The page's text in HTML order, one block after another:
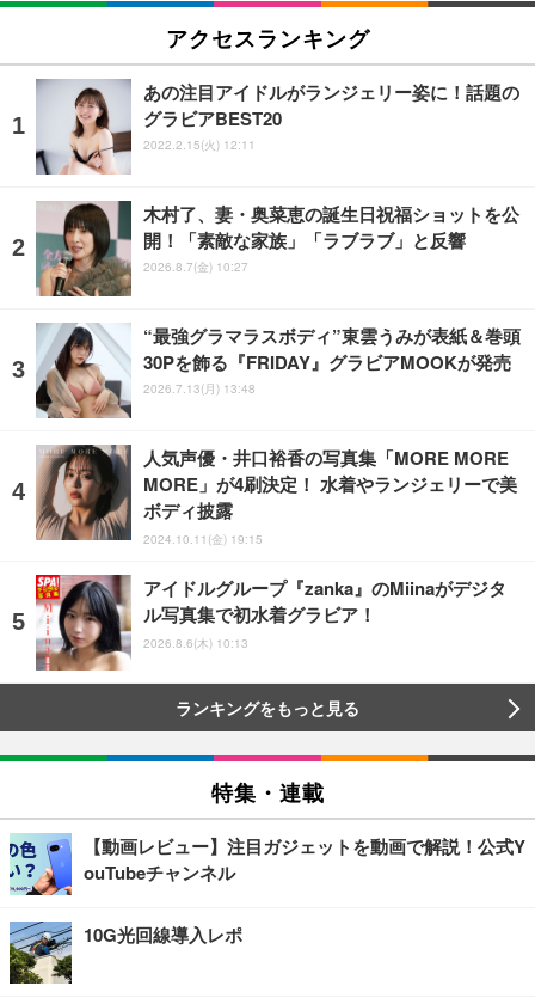
アクセスランキング
あの注目アイドルがランジェリー姿に！話題の
グラビアBEST20
2022.2.15(火) 12:11
木村了、妻・奥菜恵の誕生日祝福ショットを公
開！「素敵な家族」「ラブラブ」と反響
2026.8.7(金) 10:27
“最強グラマラスボディ”東雲うみが表紙＆巻頭
30Pを飾る『FRIDAY』グラビアMOOKが発売
2026.7.13(月) 13:48
人気声優・井口裕香の写真集「MORE MORE
MORE」が4刷決定！ 水着やランジェリーで美
ボディ披露
2024.10.11(金) 19:15
アイドルグループ『zanka』のMiinaがデジタ
ル写真集で初水着グラビア！
2026.8.6(木) 10:13
ランキングをもっと見る
特集・連載
【動画レビュー】注目ガジェットを動画で解説！公式Y
ouTubeチャンネル
10G光回線導入レポ